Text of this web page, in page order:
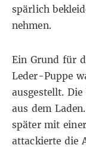
spärlich
nehmen.
Ein Grund für
Leder-Puppe
ausgestellt.
aus dem
später mit
attackierte die